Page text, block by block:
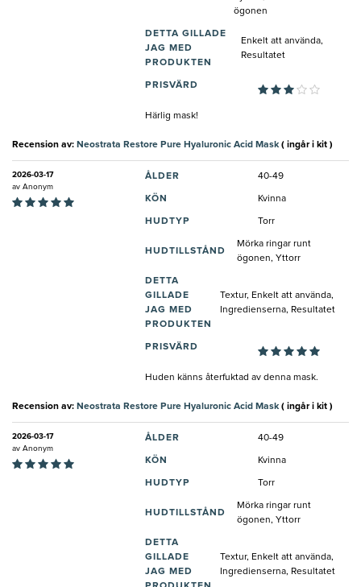
ögonen
DETTA GILLADE
JAG MED
PRODUKTEN
Enkelt att använda,
Resultatet
PRISVÄRD
Härlig mask!
Recension av: Neostrata Restore Pure Hyaluronic Acid Mask( ingår i kit )
2026-03-17
av Anonym
ÅLDER 40-49
KÖN Kvinna
HUDTYP Torr
HUDTILLSTÅND
Mörka ringar runt
ögonen, Yttorr
DETTA
GILLADE
JAG MED
PRODUKTEN
Textur, Enkelt att använda,
Ingredienserna, Resultatet
PRISVÄRD
Huden känns återfuktad av denna mask.
Recension av: Neostrata Restore Pure Hyaluronic Acid Mask( ingår i kit )
2026-03-17
av Anonym
ÅLDER 40-49
KÖN Kvinna
HUDTYP Torr
HUDTILLSTÅND
Mörka ringar runt
ögonen, Yttorr
DETTA
GILLADE
JAG MED
Textur, Enkelt att använda,
Ingredienserna, Resultatet